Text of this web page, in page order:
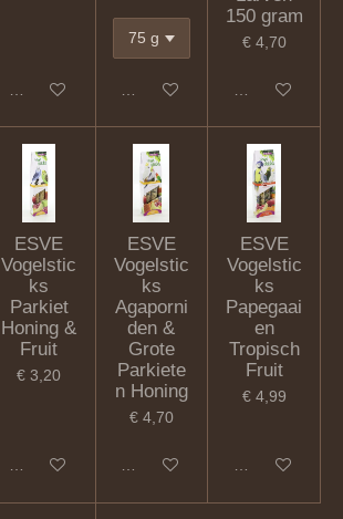
In winkelwagen In winkelwagen
150 gram
€ 4,70
In winkelwagen
ESVE
Vogelstic
ks
Parkiet
Honing &
Fruit
€ 3,20
In winkelwagen
ESVE
Vogelstic
ks
Agaporni
den &
Grote
Parkiete
n Honing
€ 4,70
In winkelwagen
ESVE
Vogelstic
ks
Papegaai
en
Tropisch
Fruit
€ 4,99
In winkelwagen